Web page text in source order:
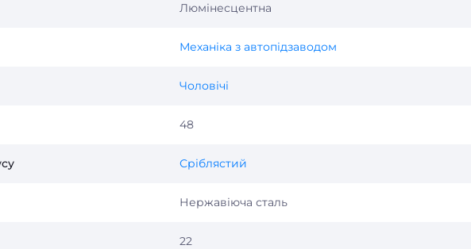
Люмінесцентна
Механіка з автопідзаводом
Чоловічі
48
Сріблястий
Нержавіюча сталь
22